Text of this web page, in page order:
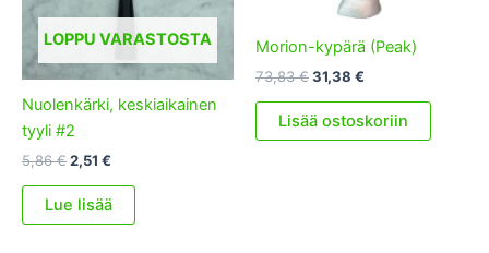
LOPPU VARASTOSTA
Nuolenkärki, keskiaikainen
tyyli #2
5,86€Alkuperäinen
oli:
5,86 €.
2,51 €
on:
2,51 €.
Lue lisää
Morion-kypärä (Peak)
73,83€Alkuperäinen
oli:
73,83 €.
31,38 €
on:
31,38 €.
Lisää ostoskoriin